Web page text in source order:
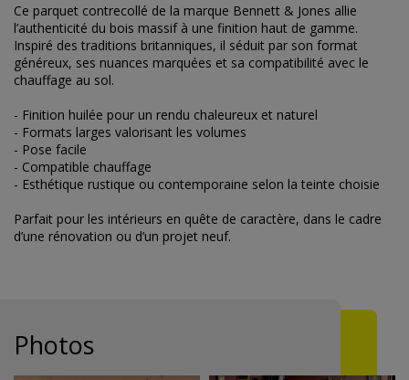
Ce parquet contrecollé de la marque Bennett & Jones allie
l’authenticité du bois massif à une finition haut de gamme.
Inspiré des traditions britanniques, il séduit par son format
généreux, ses nuances marquées et sa compatibilité avec le
chauffage au sol.
- Finition huilée pour un rendu chaleureux et naturel
- Formats larges valorisant les volumes
- Pose facile
- Compatible chauffage
- Esthétique rustique ou contemporaine selon la teinte choisie
Parfait pour les intérieurs en quête de caractère, dans le cadre
d’une rénovation ou d’un projet neuf.
Photos